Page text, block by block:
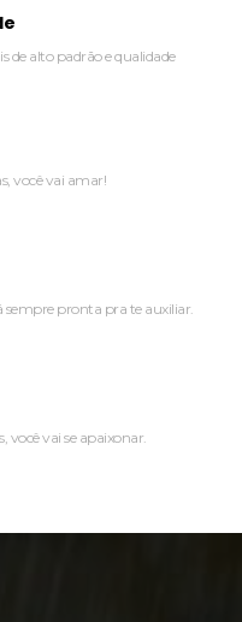
alto padrão e qualidade
você vai amar!
sempre pronta pra te auxiliar.
você vai se apaixonar.